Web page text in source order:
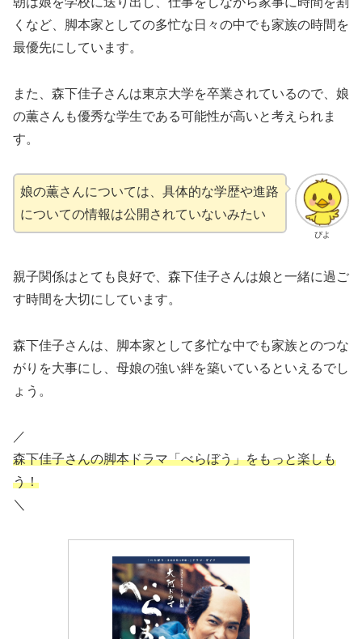
くなど、脚本家としての多忙な日々の中でも家族の時間を
最優先にしています。
また、森下佳子さんは東京大学を卒業されているので、娘
の薫さんも優秀な学生である可能性が高いと考えられま
す。
ぴよ
娘の薫さんについては、具体的な学歴や進路
についての情報は公開されていないみたい
親子関係はとても良好で、森下佳子さんは娘と一緒に過ご
す時間を大切にしています。
森下佳子さんは、脚本家として多忙な中でも家族とのつな
がりを大事にし、母娘の強い絆を築いているといえるでし
ょう。
／
森下佳子さんの脚本ドラマ「べらぼう」をもっと楽しも
う！
＼